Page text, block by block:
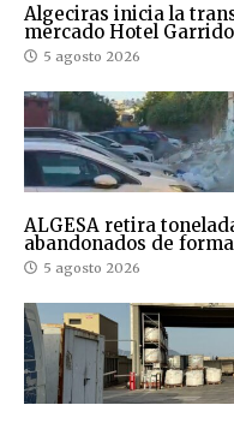
Algeciras inicia la
mercado Hotel Garrido
5 agosto 2026
ALGESA retira
abandonados de
5 agosto 2026